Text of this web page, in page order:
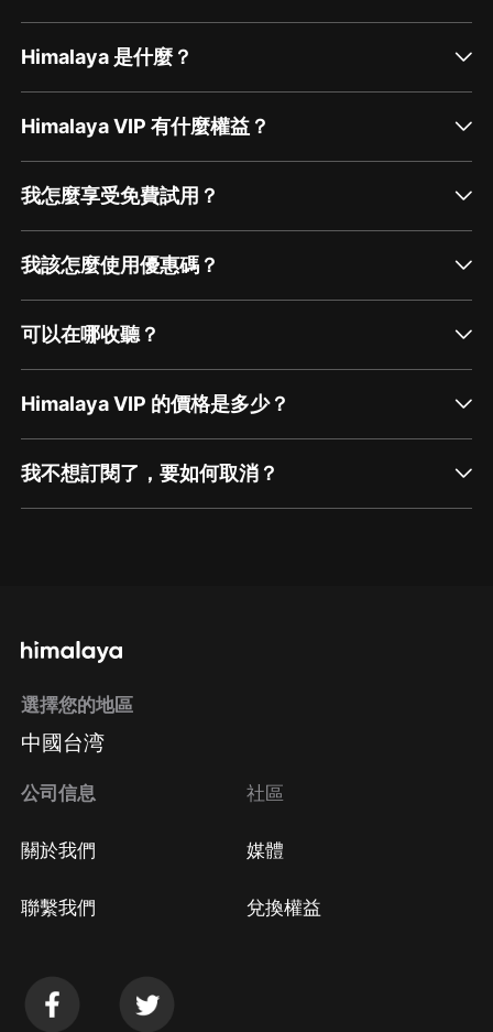
Himalaya 是什麼？
Himalaya VIP 有什麼權益？
我怎麼享受免費試用？
我該怎麼使用優惠碼？
可以在哪收聽？
Himalaya VIP 的價格是多少？
我不想訂閱了，要如何取消？
方法 Google Play取消訂閱方法
選擇您的地區
中國台湾
公司信息
關於我們
聯繫我們
社區
媒體
兌換權益